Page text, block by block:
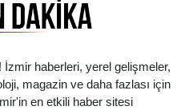
haberleri, yerel gelişmeler,
magazin ve daha fazlası için
en etkili haber sitesi